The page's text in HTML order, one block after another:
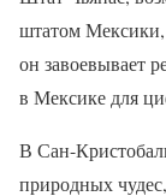
штатом Мексики,
он завоевывает
в Мексике для
В Сан-
природных